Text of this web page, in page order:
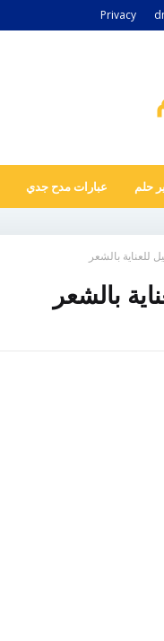
Privacy
حلم عبارات مدح جدي
للعناية بالشعر
بالشعر